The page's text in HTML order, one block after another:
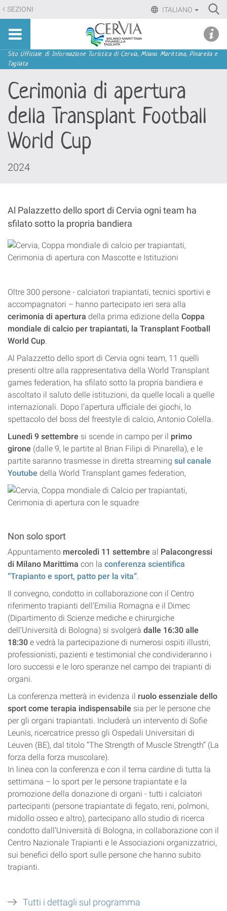
Salta
ai
contenuti.
Salta
alla
ITALIANO
SEZIONI
Sito
turistico
ufficiale
Milano
Marittima,
Pinarella,
Tagliata
Sezioni
Sito Ufficiale di Informazione Turistica di Cervia, Milano Marittima, Pinarella e
Tagliata
Cerimonia di apertura
della Transplant Football
World Cup
2024
Al Palazzetto dello sport di Cervia ogni team ha
sfilato sotto la propria bandiera
Oltre 300 persone - calciatori trapiantati, tecnici sportivi e
accompagnatori – hanno partecipato ieri sera alla
cerimonia di apertura della prima edizione della Coppa
mondiale di calcio per trapiantati, la Transplant Football
World Cup
Al Palazzetto dello sport di Cervia ogni team, 11 quelli
presenti oltre alla rappresentativa della World Transplant
games federation, ha sfilato sotto la propria bandiera e
ascoltato il saluto delle istituzioni, da quelle locali a quelle
internazionali. Dopo l’apertura ufficiale dei giochi, lo
spettacolo del boss del freestyle di calcio, Antonio Colella.
Lunedì 9 settembre si scende in campo per il primo
girone (dalle 9, le partite al Brian Filipi di Pinarella), e le
partite saranno trasmesse in diretta streaming sul canale
Youtube della World Transplant games federation,
Non solo sport
Appuntamento mercoledì 11 settembre al Palacongressi
di Milano Marittima con la conferenza scientifica
“Trapianto e sport, patto per la vita”
Il convegno, condotto in collaborazione con il Centro
riferimento trapianti dell’Emilia Romagna e il Dimec
(Dipartimento di Scienze mediche e chirurgiche
dell’Università di Bologna) si svolgerà dalle 16:30 alle
18:30 e vedrà la partecipazione di numerosi ospiti illustri,
professionisti, pazienti e testimonial che condivideranno i
loro successi e le loro speranze nel campo dei trapianti di
organi.
La conferenza metterà in evidenza il ruolo essenziale dello
sport come terapia indispensabile sia per le persone che
per gli organi trapiantati. Includerà un intervento di Sofie
Leunis, ricercatrice presso gli Ospedali Universitari di
Leuven (BE), dal titolo “The Strength of Muscle Strength” (La
forza della forza muscolare).
In linea con la conferenza e con il tema cardine di tutta la
settimana – lo sport per le persone trapiantate e la
promozione della donazione di organi - tutti i calciatori
partecipanti (persone trapiantate di fegato, reni, polmoni,
midollo osseo e altro), partecipano allo studio di ricerca
condotto dall’Università di Bologna, in collaborazione con il
Centro Nazionale Trapianti e le Associazioni organizzatrici,
sui benefici dello sport sulle persone che hanno subito
trapianti.
Tutti i dettagli sul programma
menu